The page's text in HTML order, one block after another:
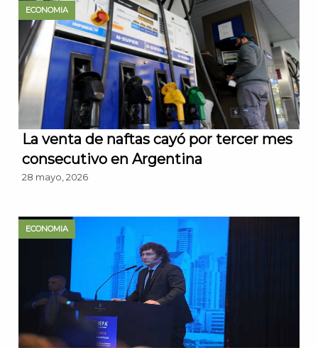
ECONOMIA
La venta de naftas cayó por tercer mes
consecutivo en Argentina
28 mayo, 2026
ECONOMIA